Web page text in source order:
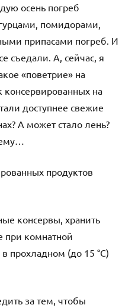
осень погреб
помидорами,
припасами погреб. И
съедали. А, сейчас, я
«поветрие» на
консервированных на
доступнее свежие
А может стало лень?
продуктов
консервы, хранить
при комнатной
прохладном (до 15 °С)
за тем, чтобы